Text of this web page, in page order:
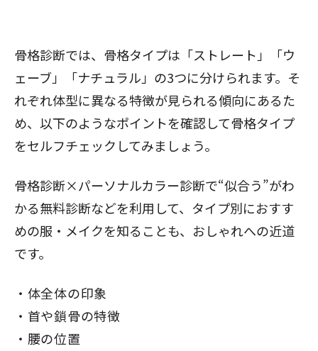
骨格診断では、骨格タイプは「ストレート」「ウ
ェーブ」「ナチュラル」の3つに分けられます。そ
れぞれ体型に異なる特徴が見られる傾向にあるた
め、以下のようなポイントを確認して骨格タイプ
をセルフチェックしてみましょう。
骨格診断×パーソナルカラー診断で“似合う”がわ
かる無料診断などを利用して、タイプ別におすす
めの服・メイクを知ることも、おしゃれへの近道
です。
体全体の印象
首や鎖骨の特徴
腰の位置